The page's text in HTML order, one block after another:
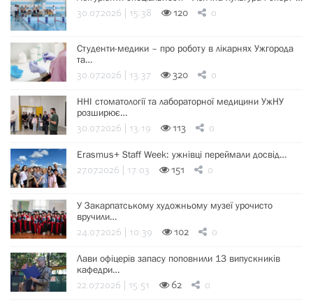
30.07.2026 | 15:38 120 0
Студенти-медики – про роботу в лікарнях Ужгорода
та…
30.07.2026 | 13:37 320 0
ННІ стоматології та лабораторної медицини УжНУ
розширює…
30.07.2026 | 13:19 113 0
Erasmus+ Staff Week: ужнівці переймали досвід…
27.07.2026 | 17:03 151 0
У Закарпатському художньому музеї урочисто
вручили…
24.07.2026 | 10:39 102 0
Лави офіцерів запасу поповнили 13 випускників
кафедри…
22.07.2026 | 15:51 62 0